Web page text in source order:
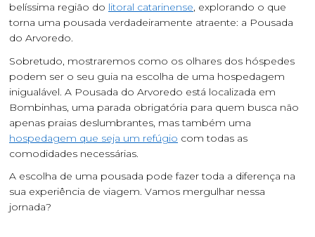
belíssima região do litoral catarinense, explorando o que
torna uma pousada verdadeiramente atraente: a Pousada
do Arvoredo.
Sobretudo, mostraremos como os olhares dos hóspedes
podem ser o seu guia na escolha de uma hospedagem
inigualável. A Pousada do Arvoredo está localizada em
Bombinhas, uma parada obrigatória para quem busca não
apenas praias deslumbrantes, mas também uma
hospedagem que seja um refúgio com todas as
comodidades necessárias.
A escolha de uma pousada pode fazer toda a diferença na
sua experiência de viagem. Vamos mergulhar nessa
jornada?